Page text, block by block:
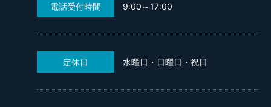
電話受付時間 9:00～17:00
定休日 水曜日・日曜日・祝日